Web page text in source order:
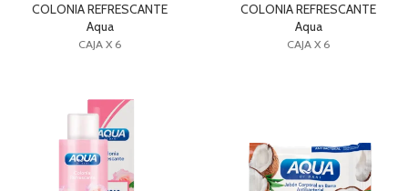
COLONIA REFRESCANTE
Aqua
CAJA X 6
COLONIA REFRESCANTE
Aqua
CAJA X 6